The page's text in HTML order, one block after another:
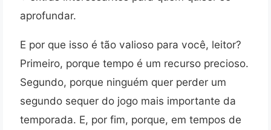
aprofundar.
E por que isso é tão valioso para você, leitor?
Primeiro, porque tempo é um recurso precioso.
Segundo, porque ninguém quer perder um
segundo sequer do jogo mais importante da
temporada. E, por fim, porque, em tempos de